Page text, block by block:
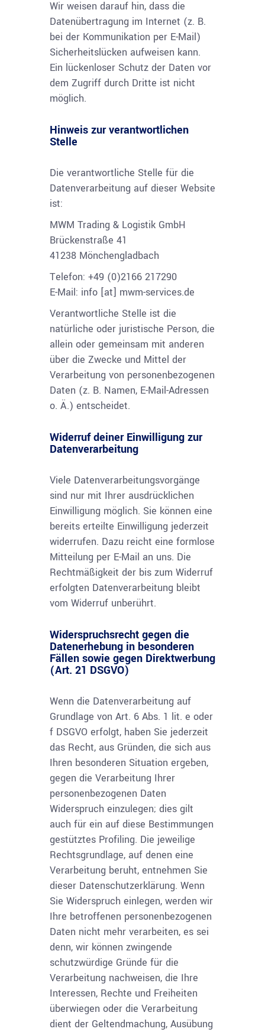
Wir weisen darauf hin, dass die
Datenübertragung im Internet (z. B.
bei der Kommunikation per E-Mail)
Sicherheitslücken aufweisen kann.
Ein lückenloser Schutz der Daten vor
dem Zugriff durch Dritte ist nicht
möglich.
Hinweis zur verantwortlichen
Stelle
Die verantwortliche Stelle für die
Datenverarbeitung auf dieser Website
ist:
MWM Trading & Logistik GmbH
Brückenstraße 41
41238 Mönchengladbach
Telefon: +49 (0)2166 217290
E-Mail: info [at] mwm-services.de
Verantwortliche Stelle ist die
natürliche oder juristische Person, die
allein oder gemeinsam mit anderen
über die Zwecke und Mittel der
Verarbeitung von personenbezogenen
Daten (z. B. Namen, E-Mail-Adressen
o. Ä.) entscheidet.
Widerruf deiner Einwilligung zur
Datenverarbeitung
Viele Datenverarbeitungsvorgänge
sind nur mit Ihrer ausdrücklichen
Einwilligung möglich. Sie können eine
bereits erteilte Einwilligung jederzeit
widerrufen. Dazu reicht eine formlose
Mitteilung per E-Mail an uns. Die
Rechtmäßigkeit der bis zum Widerruf
erfolgten Datenverarbeitung bleibt
vom Widerruf unberührt.
Widerspruchsrecht gegen die
Datenerhebung in besonderen
Fällen sowie gegen Direktwerbung
(Art. 21 DSGVO)
Wenn die Datenverarbeitung auf
Grundlage von Art. 6 Abs. 1 lit. e oder
f DSGVO erfolgt, haben Sie jederzeit
das Recht, aus Gründen, die sich aus
Ihren besonderen Situation ergeben,
gegen die Verarbeitung Ihrer
personenbezogenen Daten
Widerspruch einzulegen; dies gilt
auch für ein auf diese Bestimmungen
gestütztes Profiling. Die jeweilige
Rechtsgrundlage, auf denen eine
Verarbeitung beruht, entnehmen Sie
dieser Datenschutzerklärung. Wenn
Sie Widerspruch einlegen, werden wir
Ihre betroffenen personenbezogenen
Daten nicht mehr verarbeiten, es sei
denn, wir können zwingende
schutzwürdige Gründe für die
Verarbeitung nachweisen, die Ihre
Interessen, Rechte und Freiheiten
überwiegen oder die Verarbeitung
dient der Geltendmachung, Ausübung